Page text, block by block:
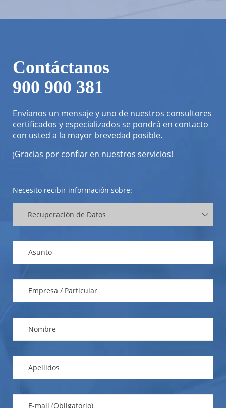
Contáctanos
900 900 381
Envíanos un mensaje y uno de nuestros consultores
certificados y especializados se pondrá en contacto
con usted a la mayor brevedad posible.
¡Gracias por confiar en nuestros servicios!
Necesito recibir información sobre: